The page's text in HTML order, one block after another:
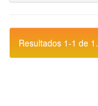
Resultados 1-1 de 1.